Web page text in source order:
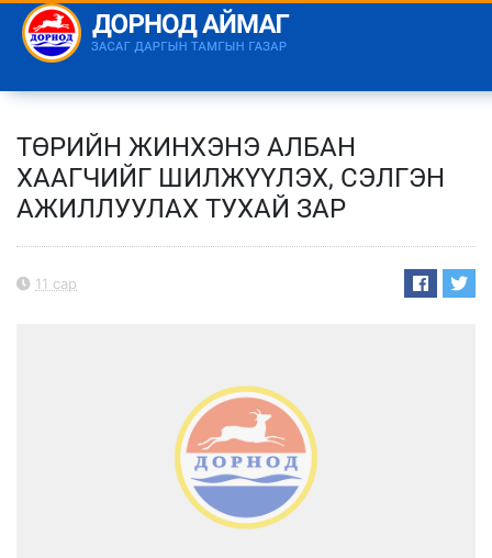
ТӨРИЙН ЖИНХЭНЭ АЛБАН
ХААГЧИЙГ ШИЛЖҮҮЛЭХ, СЭЛГЭН
АЖИЛЛУУЛАХ ТУХАЙ ЗАР
11 сар